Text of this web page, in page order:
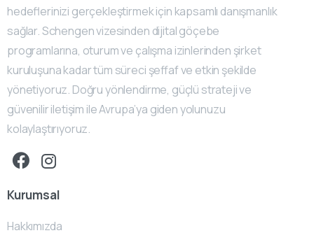
hedeflerinizi gerçekleştirmek için kapsamlı danışmanlık
sağlar. Schengen vizesinden dijital göçebe
programlarına, oturum ve çalışma izinlerinden şirket
kuruluşuna kadar tüm süreci şeffaf ve etkin şekilde
yönetiyoruz. Doğru yönlendirme, güçlü strateji ve
güvenilir iletişim ile Avrupa’ya giden yolunuzu
kolaylaştırıyoruz.
Kurumsal
Hakkımızda